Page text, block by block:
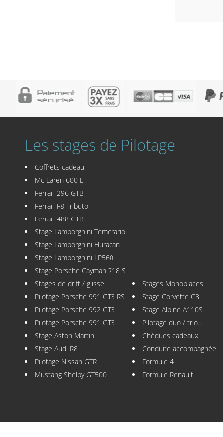
Les stages de Pilotage
Coffrets cadeau
Mc Laren 600 LT
Ferrari 296 GTB
Ferrari F8 Tributo
Ferrari 488 GTB
Stage Lamborghini Temerario
Stage Lamborghini Huracan
Stage Lamborghini LP560
Stage Porsche Cayman 718 S
Stages de drift / glisse
Pilotage Porsche 991 GT3 RS
Pilotage Porsche 992 GT3
Pilotage Porsche 991 GT3
Stage Aston Martin
Stage Audi R8
Pilotage Nissan GTR
Mustang Shelby GT500
Stages Monoplaces
Stage Corvette C8
Stage Alpine A110S
Pilotage duo / trio...
Chèques cadeaux
Conduite accompagnée
Formule 4
Formule Renault